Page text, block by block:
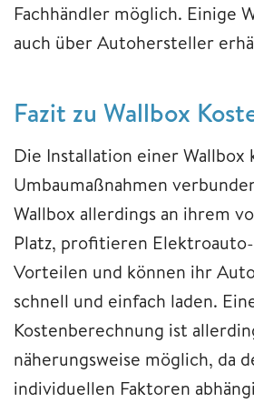
Fachhändler möglich. Einige
auch über Autohersteller
Fazit zu Wallbox
Die Installation einer Wallbox
Umbaumaßnahmen
Wallbox allerdings an ihrem
Platz, profitieren
Vorteilen und können ihr
schnell und einfach laden.
Kostenberechnung ist
näherungsweise möglich, da
individuellen Faktoren